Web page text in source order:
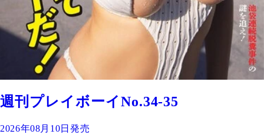
週刊プレイボーイNo.34-35
2026年08月10日発売